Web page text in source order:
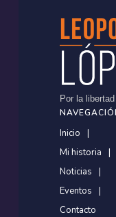
Por la
Inicio
Mi historia
Noticias
Eventos
Contacto